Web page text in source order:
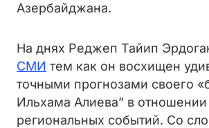
Азербайджана.
На днях Реджеп Тайип
СМИ тем как он восхищен
точными прогнозами своего
Ильхама Алиева” в отношении
региональных событий. Со